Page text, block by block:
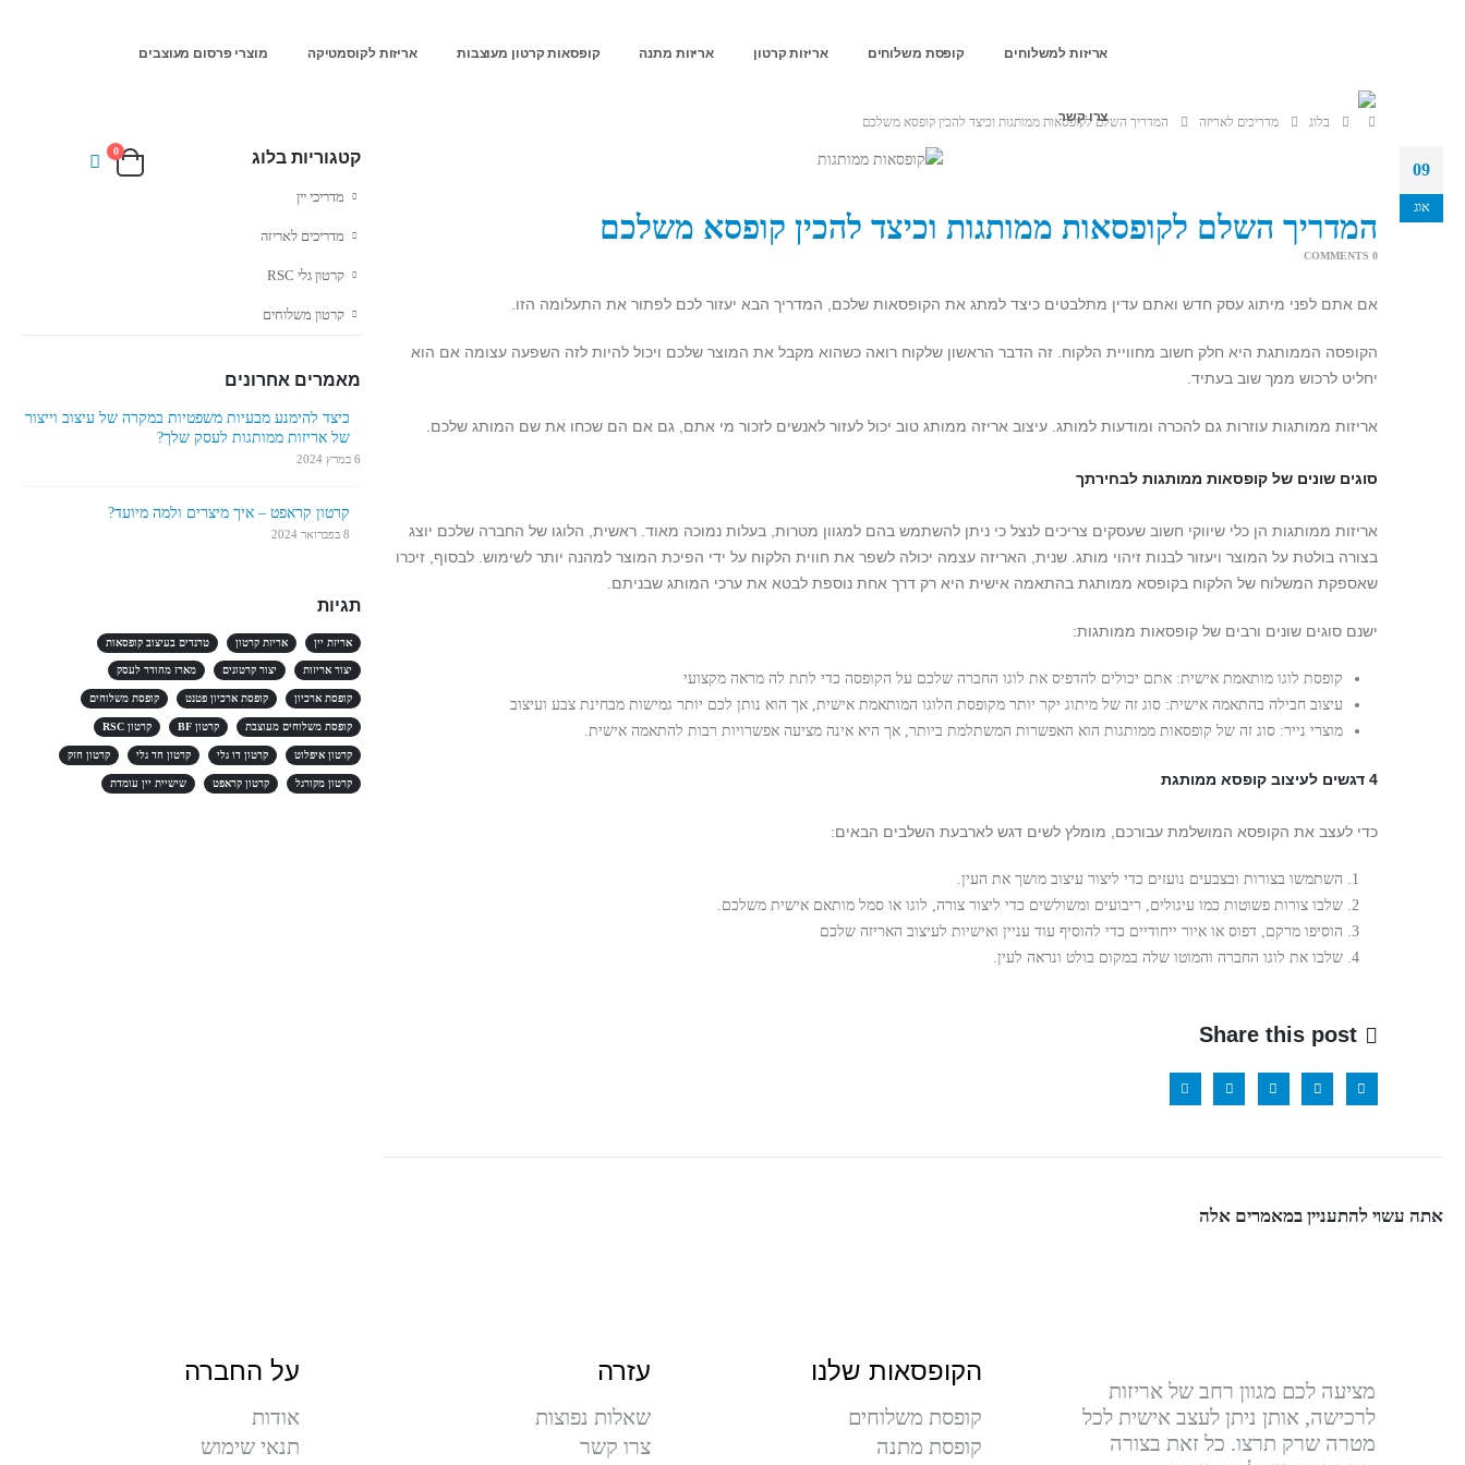
אריזות למשלוחים קופסת משלוחים אריזות קרטון אריזות מתנה קופסאות קרטון מעוצבות אריזות לקוסמטיקה מוצרי פרסום מעוצבים
צרו קשר
0
בלוג מדריכים לאריזה המדריך השלם לקופסאות ממותגות וכיצד להכין קופסא משלכם
09
אוג
המדריך השלם לקופסאות ממותגות וכיצד להכין קופסא משלכם
0 COMMENTS
אם אתם לפני מיתוג עסק חדש ואתם עדין מתלבטים כיצד למתג את הקופסאות שלכם, המדריך הבא יעזור לכם לפתור את התעלומה הזו.
הקופסה הממותגת היא חלק חשוב מחוויית הלקוח. זה הדבר הראשון שלקוח רואה כשהוא מקבל את המוצר שלכם ויכול להיות לזה השפעה עצומה אם הוא
יחליט לרכוש ממך שוב בעתיד.
אריזות ממותגות עוזרות גם להכרה ומודעות למותג. עיצוב אריזה ממותג טוב יכול לעזור לאנשים לזכור מי אתם, גם אם הם שכחו את שם המותג שלכם.
סוגים שונים של קופסאות ממותגות לבחירתך
אריזות ממותגות הן כלי שיווקי חשוב שעסקים צריכים לנצל כי ניתן להשתמש בהם למגוון מטרות, בעלות נמוכה מאוד. ראשית, הלוגו של החברה שלכם יוצג
בצורה בולטת על המוצר ויעזור לבנות זיהוי מותג. שנית, האריזה עצמה יכולה לשפר את חווית הלקוח על ידי הפיכת המוצר למהנה יותר לשימוש. לבסוף, זיכרו
שאספקת המשלוח של הלקוח בקופסא ממותגת בהתאמה אישית היא רק דרך אחת נוספת לבטא את ערכי המותג שבניתם.
ישנם סוגים שונים ורבים של קופסאות ממותגות:
קופסת לוגו מותאמת אישית: אתם יכולים להדפיס את לוגו החברה שלכם על הקופסה כדי לתת לה מראה מקצועי
עיצוב חבילה בהתאמה אישית: סוג זה של מיתוג יקר יותר מקופסת הלוגו המותאמת אישית, אך הוא נותן לכם יותר גמישות מבחינת צבע ועיצוב
מוצרי נייר: סוג זה של קופסאות ממותגות הוא האפשרות המשתלמת ביותר, אך היא אינה מציעה אפשרויות רבות להתאמה אישית.
4 דגשים לעיצוב קופסא ממותגת
כדי לעצב את הקופסא המושלמת עבורכם, מומלץ לשים דגש לארבעת השלבים הבאים:
השתמשו בצורות ובצבעים נועזים כדי ליצור עיצוב מושך את העין.
שלבו צורות פשוטות כמו עיגולים, ריבועים ומשולשים כדי ליצור צורה, לוגו או סמל מותאם אישית משלכם.
הוסיפו מרקם, דפוס או איור ייחודיים כדי להוסיף עוד עניין ואישיות לעיצוב האריזה שלכם
שלבו את לוגו החברה והמוטו שלה במקום בולט ונראה לעין.
Share this post
אתה עשוי להתעניין במאמרים אלה
קטגוריות בלוג
מדריכי יין
מדריכים לאריזה
קרטון גלי RSC
קרטון משלוחים
מאמרים אחרונים
כיצד להימנע מבעיות משפטיות במקרה של עיצוב וייצור
של אריזות ממותגות לעסק שלך?
6 במרץ 2024
קרטון קראפט – איך מיצרים ולמה מיועד?
8 בפברואר 2024
תגיות
אריזת יין אריזת קרטון טרנדים בעיצוב קופסאות
יצור אריזות יצור קרטונים מארז מהודר לעסק
קופסת ארכיון קופסת ארכיון פטנט קופסת משלוחים
קופסת משלוחים מעוצבת קרטון BF קרטון RSC
קרטון איפלוט קרטון דו גלי קרטון חד גלי קרטון חזק
קרטון מקורגל קרטון קראפט שישיית יין עומדת
מציעה לכם מגוון רחב של אריזות
לרכישה, אותן ניתן לעצב אישית לכל
מטרה שרק תרצו. כל זאת בצורה
הקופסאות שלנו
קופסת משלוחים
קופסת מתנה
עזרה
שאלות נפוצות
צרו קשר
על החברה
אודות
תנאי שימוש